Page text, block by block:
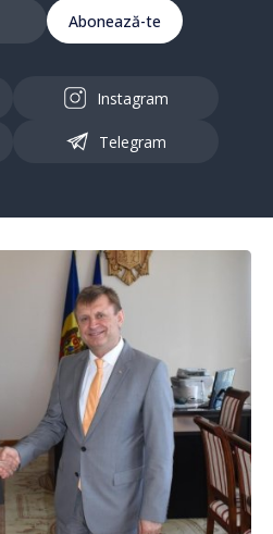
Abonează-te
Instagram
Telegram